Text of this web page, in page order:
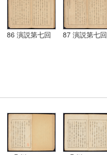
86 演説第七回 87 演説第七回